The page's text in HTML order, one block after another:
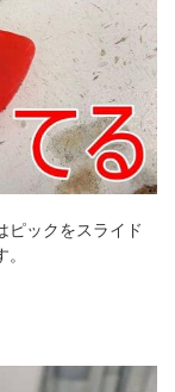
ピックをスライド